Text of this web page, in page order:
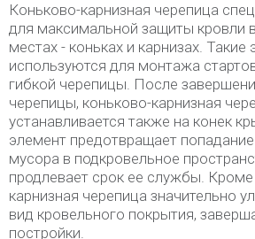
Коньково-карнизная черепица
для максимальной защиты кровли
местах - коньках и карнизах. Такие
используются для монтажа
гибкой черепицы. После
черепицы, коньково-карнизная
устанавливается также на конек
элемент предотвращает попадание
мусора в подкровельное
продлевает срок ее службы. Кроме
карнизная черепица значительно
вид кровельного покрытия,
постройки.